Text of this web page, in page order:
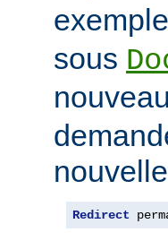
sous
Redirect